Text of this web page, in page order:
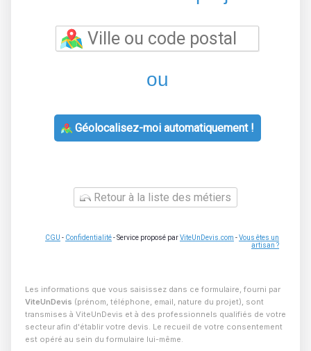
ou
Géolocalisez-moi automatiquement !
Retour à la liste des métiers
CGU - Confidentialité- Service proposé parViteUnDevis.com -Vous êtes un
artisan ?
Les informations que vous saisissez dans ce formulaire, fourni par
ViteUnDevis (prénom, téléphone, email, nature du projet), sont
transmises à ViteUnDevis et à des professionnels qualifiés de votre
secteur afin d'établir votre devis. Le recueil de votre consentement
est opéré au sein du formulaire lui-même.